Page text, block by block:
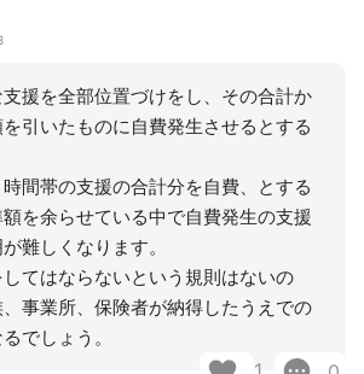
援を全部位置づけをし、その合計か
引いたものに自費発生させるとする
間帯の支援の合計分を自費、とする
を余らせている中で自費発生の支援
難しくなります。
てはならないという規則はないの
事業所、保険者が納得したうえでの
でしょう。